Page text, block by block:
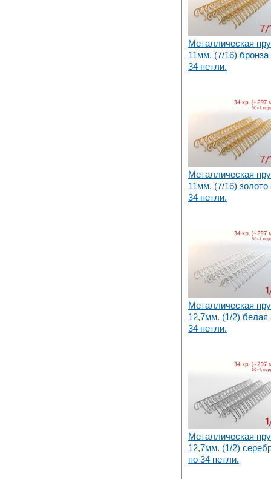
Металлическая
11мм. (7/16) бронза
34 петли.
Металлическая
11мм. (7/16) золото
34 петли.
Металлическая
12,7мм. (1/2) белая
34 петли.
Металлическая
12,7мм. (1/2)
по 34 петли.